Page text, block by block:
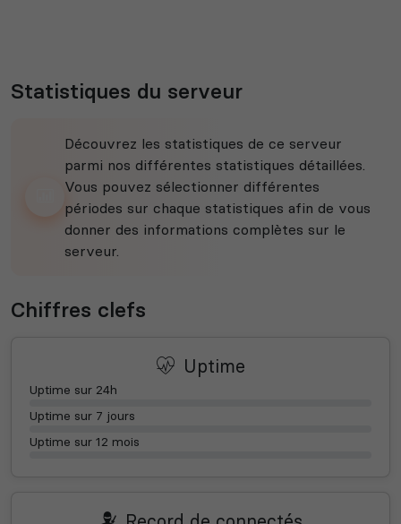
Statistiques du serveur
Découvrez les statistiques de ce serveur
parmi nos différentes statistiques détaillées.
Vous pouvez sélectionner différentes
périodes sur chaque statistiques afin de vous
donner des informations complètes sur le
serveur.
Chiffres clefs
Uptime
Uptime sur 24h
Uptime sur 7 jours
Uptime sur 12 mois